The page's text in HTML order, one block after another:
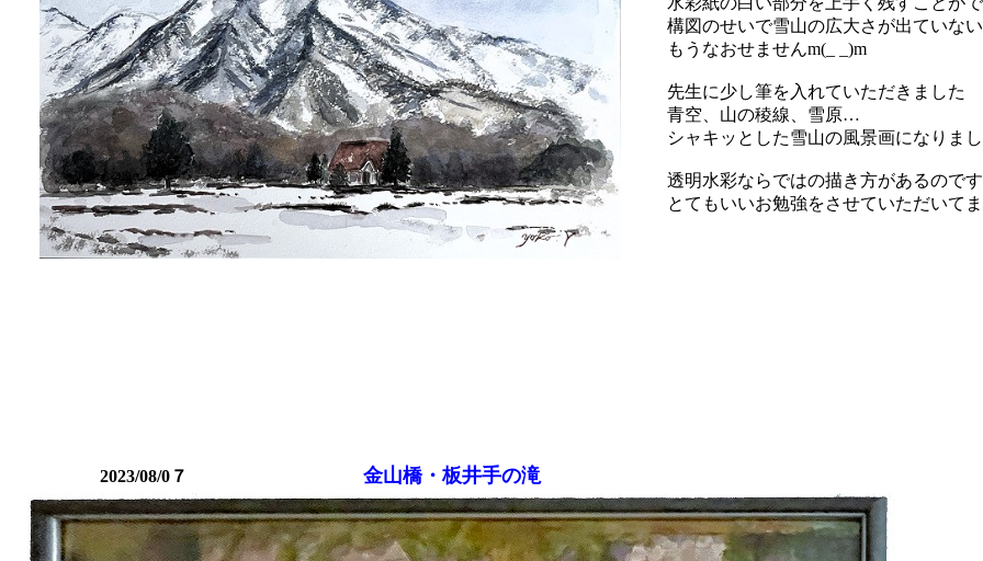
構図のせいで雪山の広大さが出てい
もうなおせませんm(_ _)m
先生に少し筆を入れていただきました
青空、山の稜線、雪原…
シャキッとした雪山の風景画になりま
透明水彩ならではの描き方があるので
とてもいいお勉強をさせていただいて
2023/08/0７ 金山橋・板井手の滝